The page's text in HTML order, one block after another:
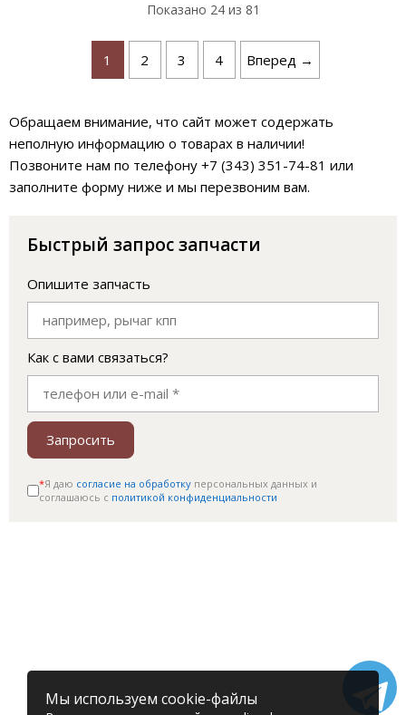
Показано 24из 81
1 2 3 4 Вперед →
Обращаем внимание, что сайт может содержать
неполную информацию о товарах в наличии!
Позвоните нам по телефону +7 (343) 351-74-81 или
заполните форму ниже и мы перезвоним вам.
Быстрый запрос запчасти
Опишите запчасть
Как с вами связаться?
Запросить
*Я даю согласие на обработку персональных данных и
соглашаюсь c политикой конфиденциальности
Мы используем cookie-файлы